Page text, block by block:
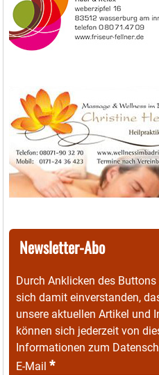
Newsletter-Abo
Durch Anklicken des Buttons
sich damit einverstanden,
unsere aktuellen Artikel und
können sich jederzeit von
Informationen zum
E-Mail *